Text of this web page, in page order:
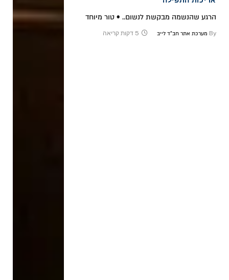
הרגע שהנשמה מבקשת לנשום.. • טור מיוחד
By מערכת אתר חב"ד לייב 5 דקות קריאה